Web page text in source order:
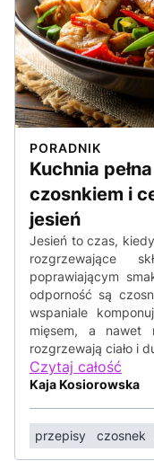
PORADNIK
Kuchnia
czosnkiem i
jesień
Jesień to czas,
rozgrzewające
poprawiającym
odporność są
wspaniale
mięsem, a nawet
rozgrzewają ciało i
Czytaj całość
Kaja Kosiorowska
przepisy czosnek